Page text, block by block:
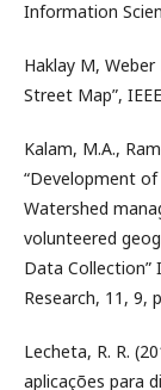
Information
Haklay M,
Street Map”,
Kalam, M.A.,
“Development
Watershed
volunteered
Data Collection”
Research, 11, 9,
Lecheta, R. R.
aplicações para